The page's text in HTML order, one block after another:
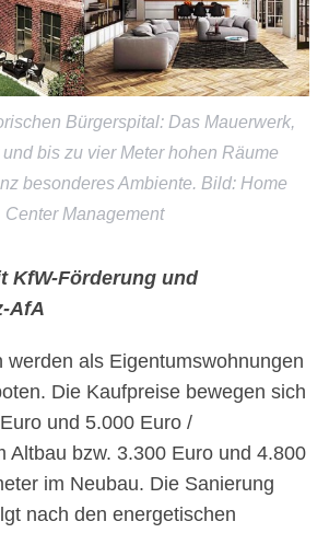
Bürgerspital: Das Mauerwerk,
bis zu vier Meter hohen Räume
besonderes Ambiente. Bild: Home
Center Management
KfW-Förderung und
AfA
werden als Eigentumswohnungen
Die Kaufpreise bewegen sich
und 5.000 Euro /
Altbau bzw. 3.300 Euro und 4.800
im Neubau. Die Sanierung
nach den energetischen